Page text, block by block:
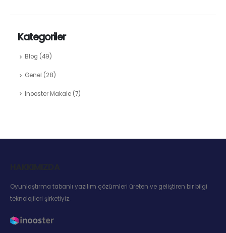
Kategoriler
Blog (49)
Genel (28)
Inooster Makale(7)
HAKKIMIZDA
Oyunlaştırma tabanlı yazılım çözümleri üreten ve geliştiren bir bilgi
teknolojileri şirketiyiz.